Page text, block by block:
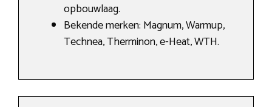
opbouwlaag.
Bekende merken: Magnum, Warmup,
Technea, Therminon, e-Heat, WTH.